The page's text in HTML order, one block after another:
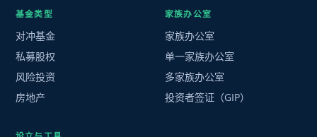
基金类型
对冲基金
私募股权
风险投资
房地产
家族办公室
家族办公室
单一家族办公室
多家族办公室
投资者签证（GIP）